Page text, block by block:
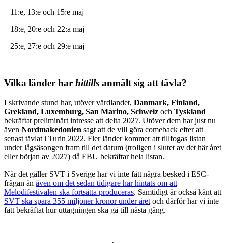
– 11:e, 13:e och 15:e maj
– 18:e, 20:e och 22:a maj
– 25:e, 27:e och 29:e maj
Vilka länder har hittills anmält sig att tävla?
I skrivande stund har, utöver värdlandet, Danmark, Finland,
Grekland, Luxemburg, San Marino, Schweiz och Tyskland
bekräftat preliminärt intresse att delta 2027. Utöver dem har just nu
även Nordmakedonien sagt att de vill göra comeback efter att
senast tävlat i Turin 2022. Fler länder kommer att tillfogas listan
under lågsäsongen fram till det datum (troligen i slutet av det här året
eller början av 2027) då EBU bekräftar hela listan.
När det gäller SVT i Sverige har vi inte fått några besked i ESC-
frågan än även om det sedan tidigare har hintats om att
Melodifestivalen ska fortsätta produceras. Samtidigt är också känt att
SVT ska spara 355 miljoner kronor under året och därför har vi inte
fått bekräftat hur uttagningen ska gå till nästa gång.